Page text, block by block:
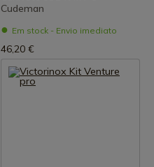
Cudeman
Em stock - Envio imediato
46,20 €